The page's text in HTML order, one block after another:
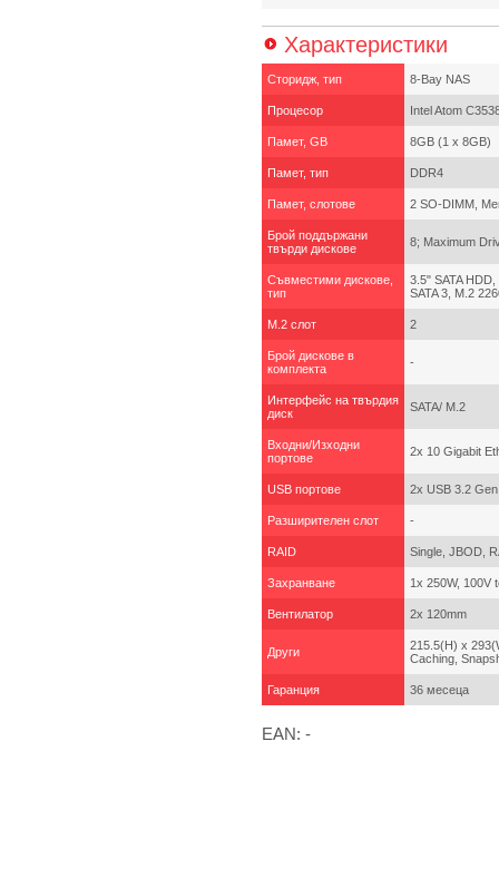
Характеристики
Сторидж, тип 8-Bay NAS
Процесор Intel Atom
Памет, GB 8GB (1 x 8GB)
Памет, тип DDR4
Памет, слотове 2 SO-DIMM,
Брой поддържани
твърди дискове
8; Maximum
Съвместими дискове,
тип
3.5" SATA
SATA 3, M.2
M.2 слот 2
Брой дискове в
комплекта
-
Интерфейс на твърдия
диск
SATA/ M.2
Входни/Изходни
портове
2x 10 Gigabit
USB портове 2x USB 3.2
Разширителен слот -
RAID Single, JBOD,
Захранване 1x 250W, 100V
Вентилатор 2x 120mm
Други
215.5(H) x
Caching,
Гаранция 36 месеца
EAN: -